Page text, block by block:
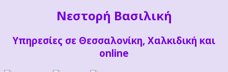
Νεστορή Βασιλική
Υπηρεσίες σε Θεσσαλονίκη, Χαλκιδική και
online